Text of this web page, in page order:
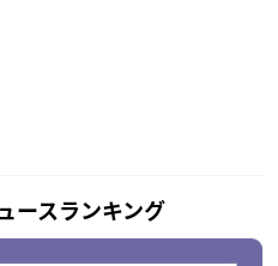
ースランキング